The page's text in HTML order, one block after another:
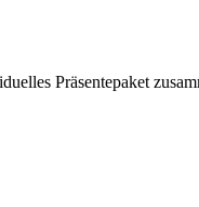
Präsentepaket